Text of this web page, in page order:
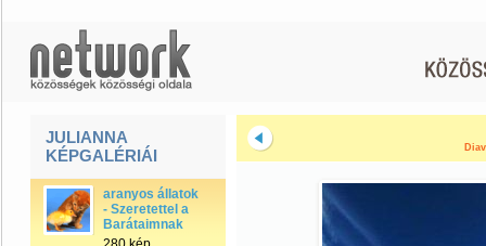
JULIANNA
KÉPGALÉRIÁI
aranyos állatok
- Szeretettel a
Barátaimnak